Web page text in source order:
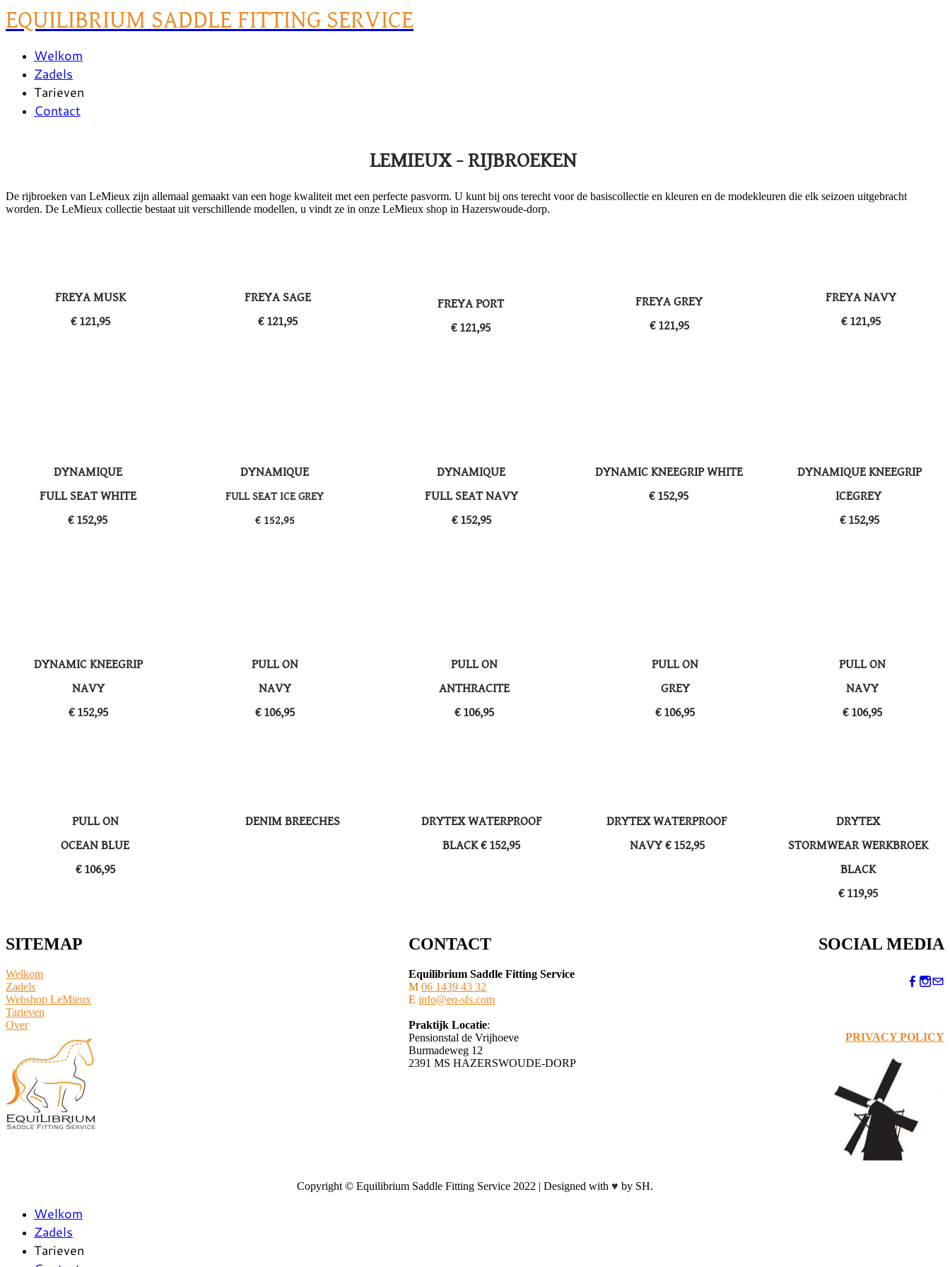
EQUILIBRIUM SADDLE FITTING SERVICE
Welkom
Zadels
Tarieven
Contact
LEMIEUX - RIJBROEKEN
De rijbroeken van LeMieux zijn allemaal gemaakt van een hoge kwaliteit met een perfecte pasvorm. U kunt bij ons terecht voor de basiscollectie en kleuren en de modekleuren die elk seizoen uitgebracht
worden. De LeMieux collectie bestaat uit verschillende modellen, u vindt ze in onze LeMieux shop in Hazerswoude-dorp.
FREYA MUSK
​€ 121,95
FREYA SAGE
​€ 121,95
FREYA PORT
​€ 121,95
FREYA GREY
​€ 121,95
FREYA NAVY
​€ 121,95
DYNAMIQUE
​FULL SEAT WHITE
​€ 152,95
DYNAMIQUE
FULL SEAT ICE GREY
​€ 152,95
DYNAMIQUE
​FULL SEAT NAVY
​€ 152,95
DYNAMIC KNEEGRIP WHITE
​€ 152,95
DYNAMIQUE KNEEGRIP
ICEGREY
​€ 152,95
DYNAMIC KNEEGRIP
​NAVY
​€ 152,95
PULL ON
​NAVY
​€ 106,95
PULL ON
​ANTHRACITE
​€ 106,95
PULL ON
​GREY
​€ 106,95
PULL ON
​NAVY
​€ 106,95
PULL ON
​OCEAN BLUE
​€ 106,95
DENIM BREECHES
DRYTEX WATERPROOF
​BLACK € 152,95
DRYTEX WATERPROOF
​NAVY € 152,95
DRYTEX
​STORMWEAR WERKBROEK
BLACK
​€ 119,95
SITEMAP
Welkom
Zadels
Webshop LeMieux
​Tarieven
Over
CONTACT
Equilibrium Saddle Fitting Service
M 06 1439 43 32
E info@eq-sfs.com
Praktijk Locatie:
Pensionstal de Vrijhoeve
Burmadeweg 12
​2391 MS HAZERSWOUDE-DORP
SOCIAL MEDIA
PRIVACY POLICY
Copyright © Equilibrium Saddle Fitting Service 2022 | Designed with ♥ by SH.
Welkom
Zadels
Tarieven